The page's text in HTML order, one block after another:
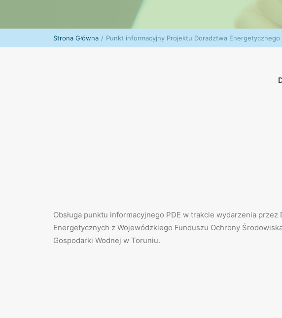
Strona Główna Punkt informacyjny Projektu Doradztwa Energetycznego
Obsługa punktu informacyjnego PDE w trakcie wydarzenia przez
Energetycznych z Wojewódzkiego Funduszu Ochrony
Gospodarki Wodnej w Toruniu.